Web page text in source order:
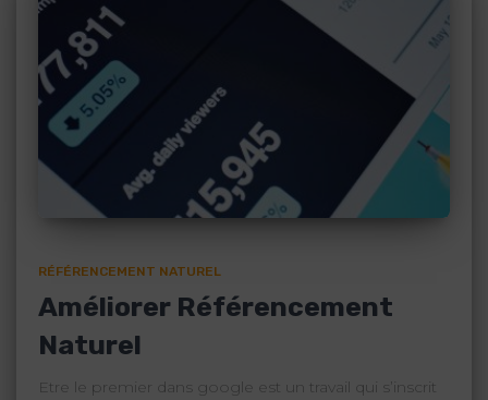
RÉFÉRENCEMENT NATUREL
Améliorer Référencement
Naturel
Etre le premier dans google est un travail qui s’inscrit